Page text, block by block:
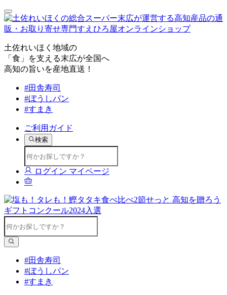
土佐れいほく地域の
「食」を支える末広が全国へ
高知の旨いを産地直送！
#田舎寿司
#ぼうしパン
#すまき
ご利用ガイド
検索
ログイン マイページ
#田舎寿司
#ぼうしパン
#すまき